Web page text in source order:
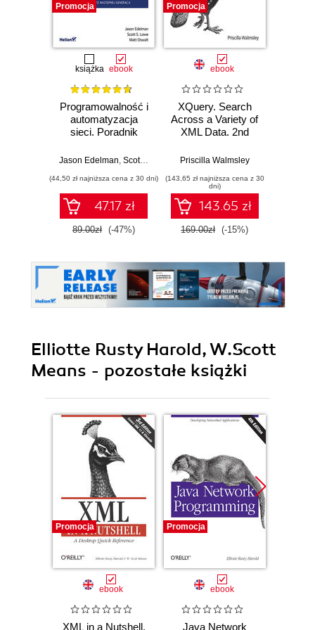
Promocja
książka ebook
Programowalność i
automatyzacja
sieci. Poradnik
następnej generacji
Jason Edelman Scott S. Lowe Matt Oswalt
(44,50 zł najniższa cena z 30 dni)
47.17 zł
89.00zł (-47%)
Promocja
ebook
XQuery. Search
Across a Variety of
XML Data. 2nd
Priscilla Walmsley
(143,65 zł najniższa cena z 30
dni)
143.65 zł
169.00zł (-15%)
Elliotte Rusty Harold, W.Scott
Means - pozostałe książki
Promocja
ebook
XML in a Nutshell.
Promocja
ebook
Java Network